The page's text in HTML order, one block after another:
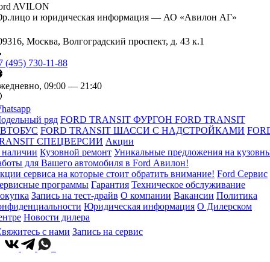
AVILON
и юридическая информация — АО «Авилон АГ»
Москва, Волгоградский проспект, д. 43 к.1
(495) 730-11-88
09:00 — 21:40
ряд FORD TRANSIT ФУРГОН FORD TRANSIT
FORD TRANSIT ШАССИ С НАДСТРОЙКАМИ
СПЕЦВЕРСИИ Акции
Кузовной ремонт Уникальные предложения на
для Вашего автомобиля в Ford Авилон!
сервиса на которые стоит обратить внимание! Ford Сервис
программы Гарантия Техническое обслуживание
Запись на тест-драйв О компании Вакансии Политика
Юридическая информация О Дилерском
Новости дилера
с нами Запись на сервис